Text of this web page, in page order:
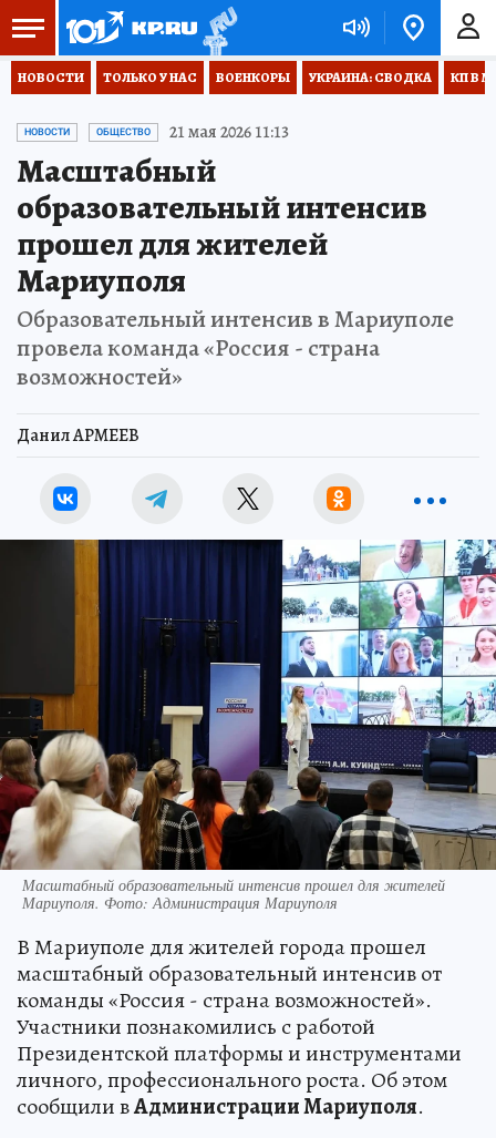
НОВОСТИ ТОЛЬКО У НАС ВОЕНКОРЫ УКРАИНА: СВОДКА КП В
НОВОСТИ ОБЩЕСТВО 21 мая 2026 11:13
Масштабный
образовательный интенсив
прошел для жителей
Мариуполя
Образовательный интенсив в Мариуполе
провела команда «Россия - страна
возможностей»
Данил АРМЕЕВ
Масштабный образовательный интенсив прошел для жителей
Мариуполя. Фото: Администрация Мариуполя
В Мариуполе для жителей города прошел
масштабный образовательный интенсив от
команды «Россия - страна возможностей».
Участники познакомились с работой
Президентской платформы и инструментами
личного, профессионального роста. Об этом
сообщили вАдминистрации Мариуполя.